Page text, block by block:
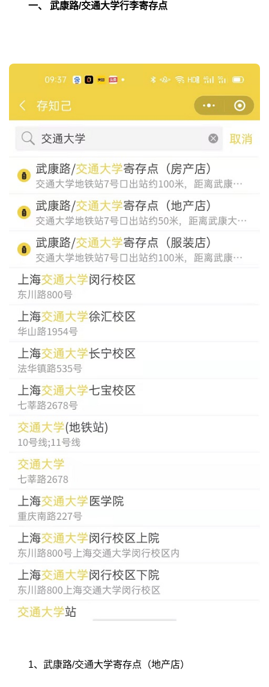
一、 武康路/交通大学行李寄存点
1、武康路/交通大学寄存点（地产店）